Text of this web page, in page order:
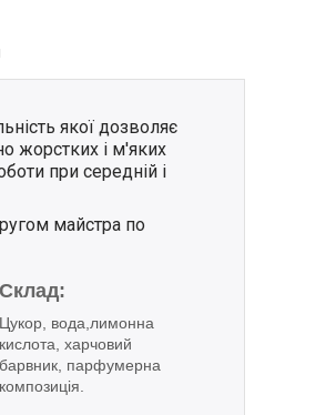
якої дозволяє
жорстких і м'яких
при середній і
майстра по
Склад:
Цукор, вода,лимонна
кислота, харчовий
барвник, парфумерна
композиція